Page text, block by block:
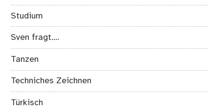
Studium
Sven fragt….
Tanzen
Techniches Zeichnen
Türkisch